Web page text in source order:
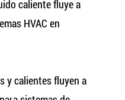
caliente fluye a
HVAC en
y calientes fluyen a